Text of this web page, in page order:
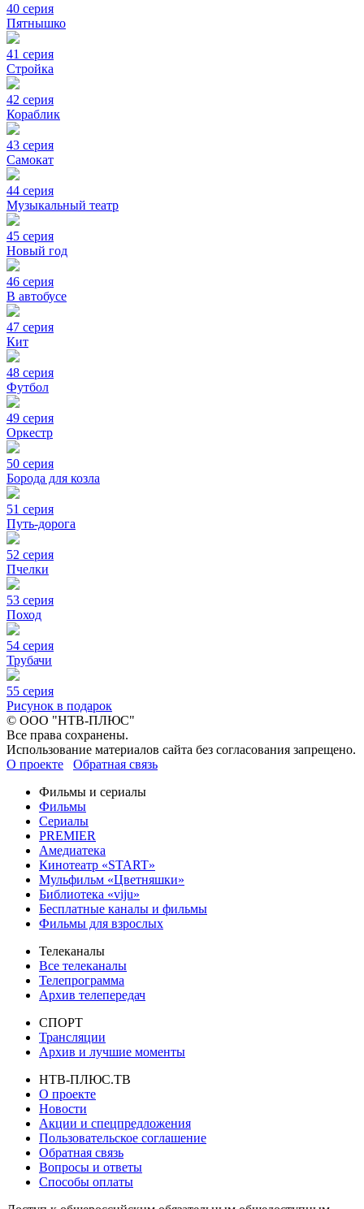
40 серия
Пятнышко
41 серия
Стройка
42 серия
Кораблик
43 серия
Самокат
44 серия
Музыкальный театр
45 серия
Новый год
46 серия
В автобусе
47 серия
Кит
48 серия
Футбол
49 серия
Оркестр
50 серия
Борода для козла
51 серия
Путь-дорога
52 серия
Пчелки
53 серия
Поход
54 серия
Трубачи
55 серия
Рисунок в подарок
© ООО "НТВ-ПЛЮС"
Все права сохранены.
Использование материалов сайта без согласования запрещено.
О проекте
Обратная связь
Фильмы и сериалы
Фильмы
Сериалы
PREMIER
Амедиатека
Кинотеатр «START»
Мульфильм «Цветняшки»
Библиотека «viju»
Бесплатные каналы и фильмы
Фильмы для взрослых
Телеканалы
Все телеканалы
Телепрограмма
Архив телепередач
СПОРТ
Трансляции
Архив и лучшие моменты
НТВ-ПЛЮС.ТВ
О проекте
Новости
Акции и спецпредложения
Пользовательское соглашение
Обратная связь
Вопросы и ответы
Способы оплаты